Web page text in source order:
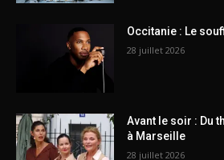
Occitanie : Le
28 juillet 2026
Avant le soir : Du
à Marseille
28 juillet 2026